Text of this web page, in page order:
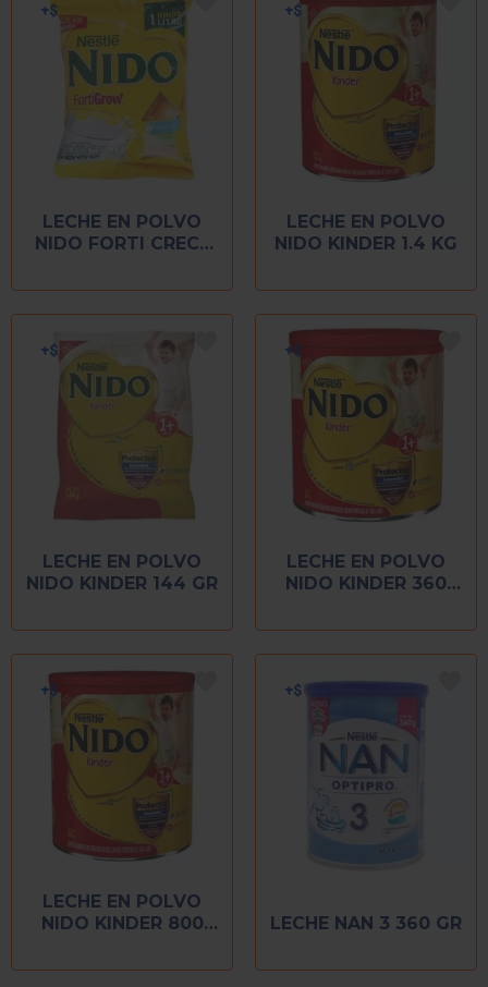
LECHE EN POLVO
NIDO FORTI CRECE
LECHE EN POLVO
NIDO KINDER 1.4 KG
LECHE EN POLVO
NIDO KINDER 144 GR
LECHE EN POLVO
NIDO KINDER 360
LECHE EN POLVO
NIDO KINDER 800
LECHE NAN 3 360 GR